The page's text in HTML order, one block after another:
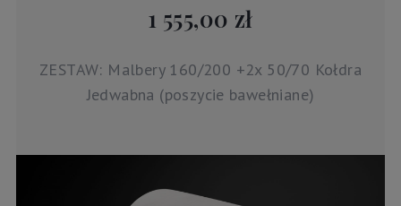
1 555,00 zł
ZESTAW: Malbery 160/200 +2x 50/70 Kołdra
Jedwabna (poszycie bawełniane)